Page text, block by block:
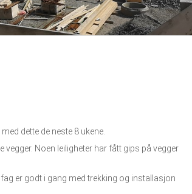
dette de neste 8 ukene.
vegger. Noen leiligheter har fått gips på vegger
er godt i gang med trekking og installasjon